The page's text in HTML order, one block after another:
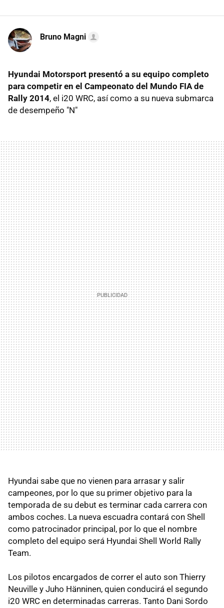
Bruno Magni
Hyundai Motorsport presentó a su equipo completo
para competir en el Campeonato del Mundo FIA de
Rally 2014, el i20 WRC, así como a su nueva submarca
de desempeño "N"
Hyundai sabe que no vienen para arrasar y salir
campeones, por lo que su primer objetivo para la
temporada de su debut es terminar cada carrera con
ambos coches. La nueva escuadra contará con Shell
como patrocinador principal, por lo que el nombre
completo del equipo será Hyundai Shell World Rally
Team.
Los pilotos encargados de correr el auto son Thierry
Neuville y Juho Hänninen, quien conducirá el segundo
i20 WRC en determinadas carreras. Tanto Dani Sordo